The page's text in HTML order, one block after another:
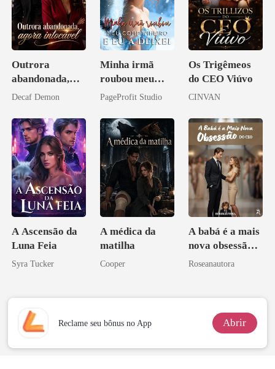
Outrora
abandonada,
agora intocável
Decaf Demon
Minha irmã
roubou meu
companheiro e
PageProfit Studio
Os Trigêmeos
do CEO Viúvo
CINVAN
A Ascensão da
Luna Feia
Syra Tucker
A médica da
matilha
Cooper
A babá é a mais
nova obsessão
do CEO
Roseanautora
Reclame seu bônus no App Abrir